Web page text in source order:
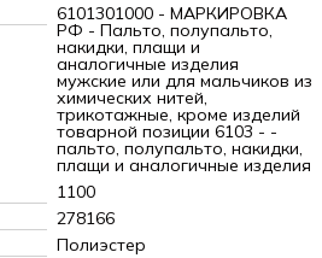
6101301000 - МАРКИРОВКА
РФ - Пальто, полупальто,
накидки, плащи и
аналогичные изделия
мужские или для мальчиков из
химических нитей,
трикотажные, кроме изделий
товарной позиции 6103 - -
пальто, полупальто, накидки,
плащи и аналогичные изделия
1100
278166
Полиэстер